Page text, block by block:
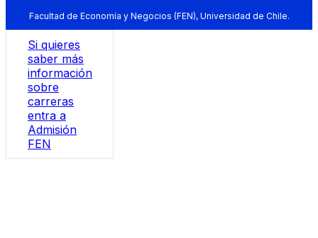
Facultad de Economía y Negocios (FEN), Universidad de Chile.
Si quieres
saber más
información
sobre
carreras
entra a
Admisión
FEN